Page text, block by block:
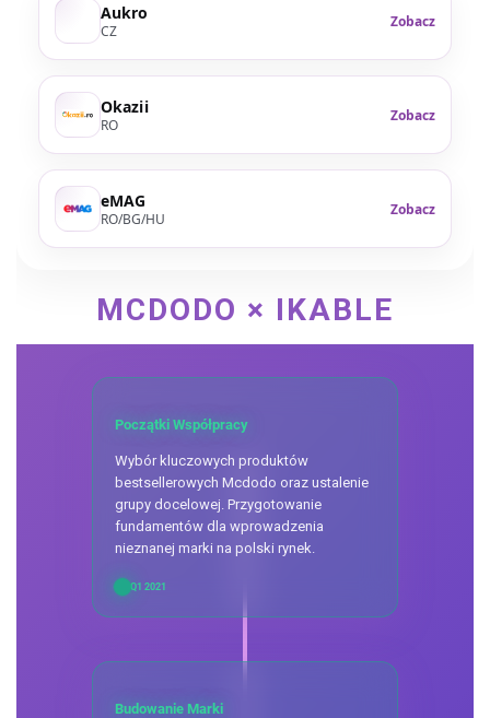
Aukro
CZ
Zobacz
Okazii
RO
Zobacz
eMAG
RO/BG/HU
Zobacz
MCDODO × IKABLE
Początki Współpracy
Wybór kluczowych produktów
bestsellerowych Mcdodo oraz ustalenie
grupy docelowej. Przygotowanie
fundamentów dla wprowadzenia
nieznanej marki na polski rynek.
Q1 2021
Budowanie Marki